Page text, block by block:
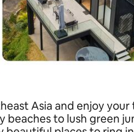
Asia and enjoy your
beaches to lush green